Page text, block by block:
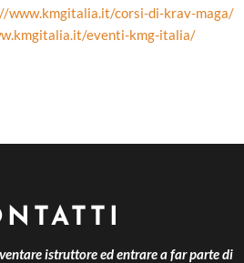
www.kmgitalia.it/corsi-di-krav-maga/
eventi-kmg-italia/
istruttore ed entrare a far parte di